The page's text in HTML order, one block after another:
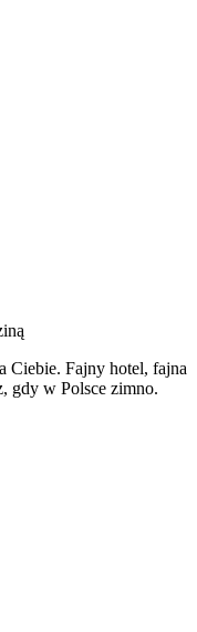
Ciebie. Fajny hotel, fajna
gdy w Polsce zimno.